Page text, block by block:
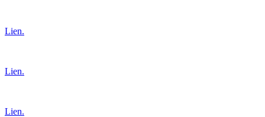
Lien.
Lien.
Lien.